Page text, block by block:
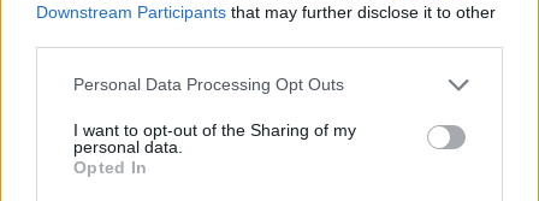
Downstream Participants that may further disclose it to other
Personal Data Processing Opt Outs
I want to opt-out of the Sharing of my
personal data.
Opted In
Hozzászólási szabályzat
Nyomtatott lapjaink archívuma
Székely Hírmondó archívuma